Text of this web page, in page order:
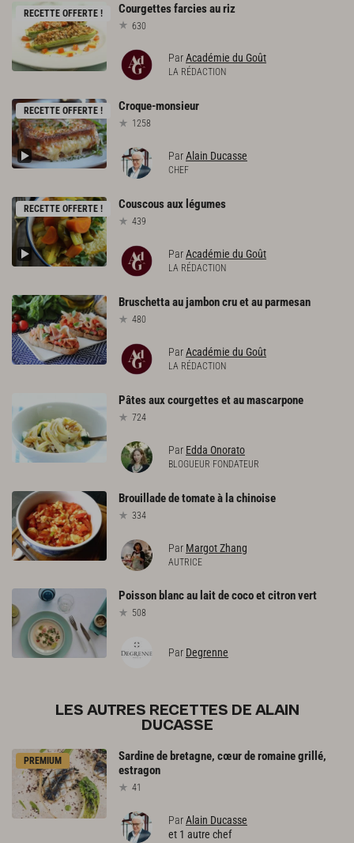
RECETTE OFFERTE ! Courgettesfarciesauriz
630
ParAcadémie du Goût
LA RÉDACTION
RECETTE OFFERTE ! Croque-monsieur
1258
ParAlain Ducasse
CHEF
RECETTE OFFERTE ! Couscousaux légumes
439
ParAcadémie du Goût
LA RÉDACTION
Bruschettaaujamboncruetauparmesan
480
ParAcadémie du Goût
LA RÉDACTION
Pâtesauxcourgettesetaumascarpone
724
Par Edda Onorato
BLOGUEUR FONDATEUR
Brouilladedetomateà lachinoise
334
Par Margot Zhang
AUTRICE
Poisson blancau laitdecocoetcitronvert
508
Par Degrenne
LES AUTRES RECETTES DE ALAIN
DUCASSE
PREMIUM Sardinede bretagne, cœurderomainegrillé,
estragon
41
ParAlain Ducasse
et 1 autre chef